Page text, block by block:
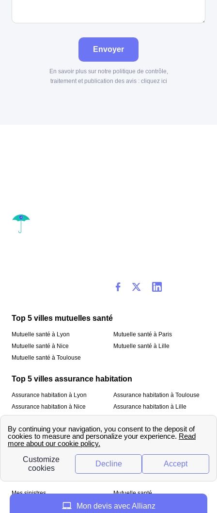
Envoyer
En savoir plus sur notre politique de contrôle,
traitement et publication des avis : cliquez ici
Top 5 villes mutuelles santé
Mutuelle santé à Lyon
Mutuelle santé à Nice
Mutuelle santé à Toulouse
Mutuelle santé à Paris
Mutuelle santé à Lille
Top 5 villes assurance habitation
Assurance habitation à Lyon
Assurance habitation à Nice
Assurance habitation à Toulouse
Assurance habitation à Lille
À propos
Qui sommes-nous ? Mentions légales
Mes sinistres
Assurance habitation
Mutuelle santé
Mon devis avec Allianz